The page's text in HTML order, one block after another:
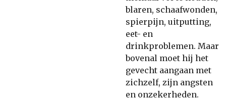
blaren, schaafwonden,
spierpijn, uitputting,
eet- en
drinkproblemen. Maar
bovenal moet hij het
gevecht aangaan met
zichzelf, zijn angsten
en onzekerheden.